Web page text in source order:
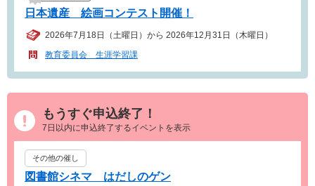
日本遺産 絵画コンテスト開催！
2026年7月18日（土曜日）から 2026年12月31日（木曜日）
教育委員会 生涯学習課
もうすぐ申込終了！
7日以内に申込終了するイベントを表示
その他の催し
図書館シネマ はだしのゲン